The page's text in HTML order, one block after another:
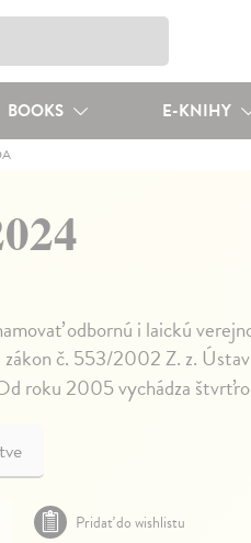
BOOKS E-KNIHY
odbornú i laickú
č. 553/2002 Z. z.
roku 2005 vychádza
Pridať do wishlistu